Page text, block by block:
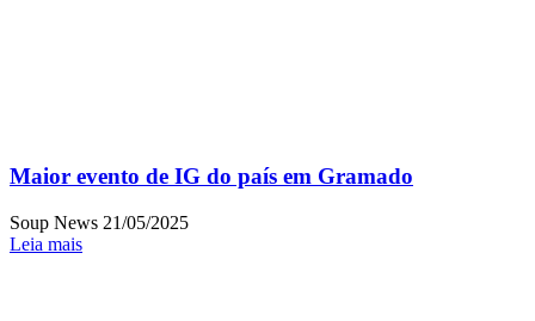
Maior evento de IG do país em Gramado
Soup News 21/05/2025
Leia mais